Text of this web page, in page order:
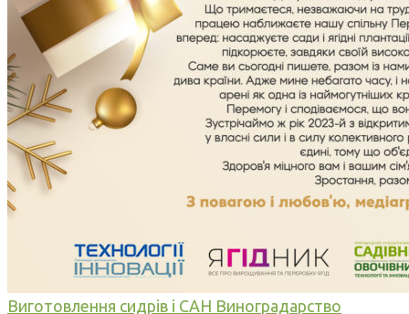
Виготовлення сидрів і САН Виноградарство